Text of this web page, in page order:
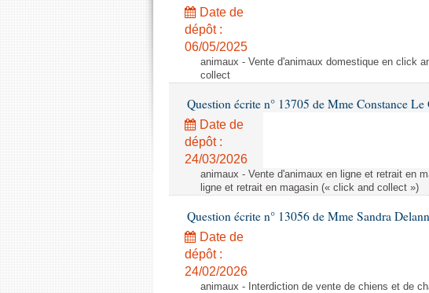
Date de
dépôt :
06/05/2025
animaux - Vente d'animaux domestique en click
collect
Question écrite n° 13705 de Mme Constance Le
Date de
dépôt :
24/03/2026
animaux - Vente d'animaux en ligne et retrait en
ligne et retrait en magasin (« click and collect »)
Question écrite n° 13056 de Mme Sandra
Date de
dépôt :
24/02/2026
animaux - Interdiction de vente de chiens et de